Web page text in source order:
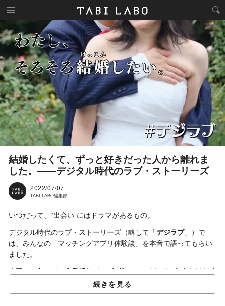
結婚したくて、ずっと好きだった人から離れま
した。——デジタル時代のラブ・ストーリーズ
2022/07/07
TABI LABO編集部
いつだって、“出会い”にはドラマがあるもの。
デジタル時代のラブ・ストーリーズ（略して「デジラブ」）で
は、みんなの「マッチングアプリ体験談」を本音で語ってもらい
ました。
今回は、
占いで一念発起して、2年前にマッチしていた人とはじめ
て会ってから9ヶ月でスピード婚した東京都在住Tさん（28歳/女
性）のお話。
続きを見る